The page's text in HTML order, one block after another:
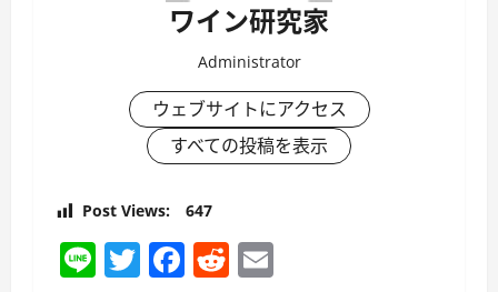
ワイン研究家
Administrator
ウェブサイトにアクセス
すべての投稿を表示
Post Views: 647
LineTwitter
Facebook
Reddit